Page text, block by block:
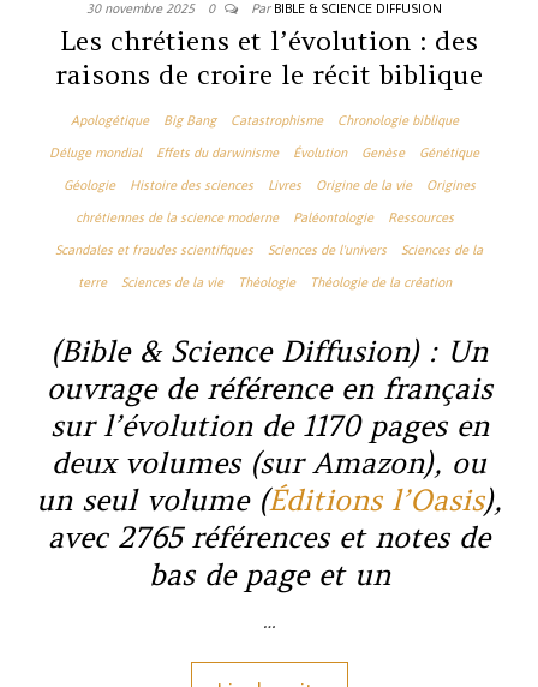
30 novembre 2025 0 Par BIBLE & SCIENCE DIFFUSION
Les chrétiens et l’évolution : des
raisons de croire le récit biblique
Apologétique Big Bang Catastrophisme Chronologie biblique
Déluge mondial Effets du darwinisme Évolution Genèse Génétique
Géologie Histoire des sciences Livres Origine de la vie Origines
chrétiennes de la science moderne Paléontologie Ressources
Scandales et fraudes scientifiques Sciences de l'univers Sciences de la
terre Sciences de la vie Théologie Théologie de la création
(Bible & Science Diffusion) : Un
ouvrage de référence en français
sur l’évolution de 1170 pages en
deux volumes (sur Amazon), ou
un seul volume (Éditions l’Oasis),
avec 2765 références et notes de
bas de page et un
…